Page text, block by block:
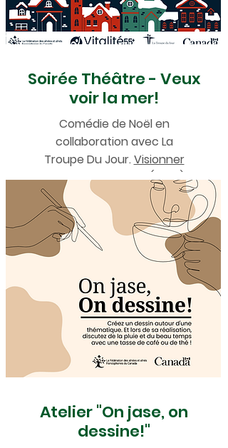
Soirée Théâtre - Veux
voir la mer!
Comédie de Noël en
collaboration avec La
Troupe Du Jour.Visionner
l'enregistrement ici (2023).
Atelier "On jase, on
dessine!"